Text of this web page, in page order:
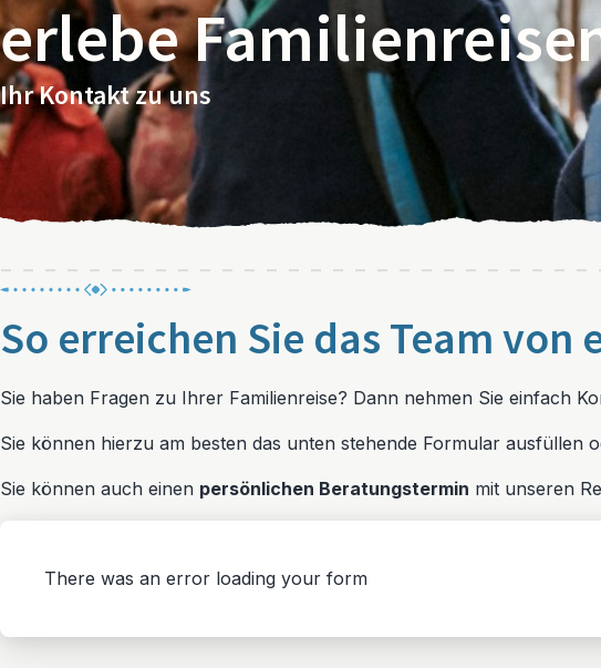
erlebe
Ihr Kontakt zu uns
So erreichen Sie das Team von
Sie haben Fragen zu Ihrer Familienreise? Dann nehmen Sie einfach
Sie können hierzu am besten das unten stehende Formular ausfüllen
Sie können auch einen persönlichen Beratungstermin mit unseren
There was an error loading your form